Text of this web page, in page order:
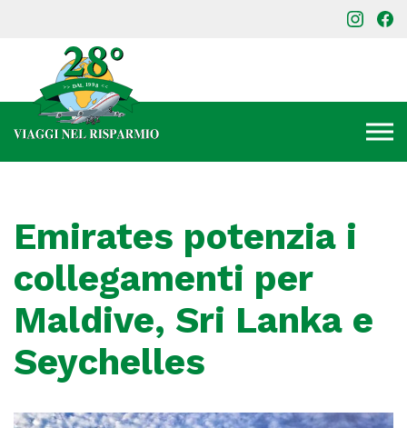
Emirates potenzia i
collegamenti per
Maldive, Sri Lanka e
Seychelles